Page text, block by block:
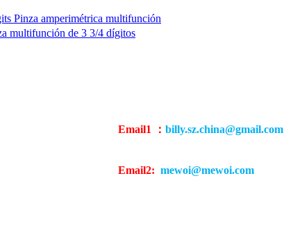
Pinza amperimétrica multifunción
multifunción de 3 3/4 dígitos
Email1 ：billy.sz.china@gmail.com
Email2:mewoi@mewoi.com